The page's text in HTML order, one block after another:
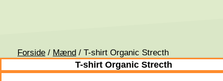
Forside / Mænd / T-shirt Organic Strecth
T-shirt Organic Strecth